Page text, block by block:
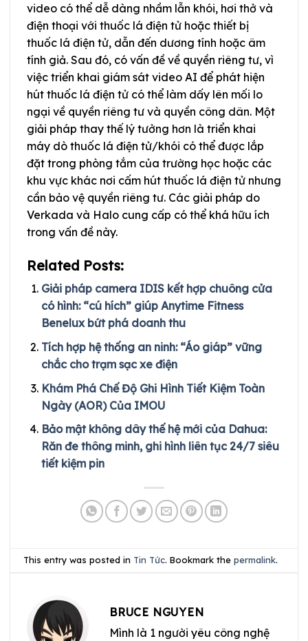
video có thể dễ dàng nhầm lẫn khói, hơi thở và
điện thoại với thuốc lá điện tử hoặc thiết bị
thuốc lá điện tử, dẫn đến dương tính hoặc âm
tính giả. Sau đó, có vấn đề về quyền riêng tư, vì
việc triển khai giám sát video AI để phát hiện
hút thuốc lá điện tử có thể làm dấy lên mối lo
ngại về quyền riêng tư và quyền công dân. Một
giải pháp thay thế lý tưởng hơn là triển khai
máy dò thuốc lá điện tử/khói có thể được lắp
đặt trong phòng tắm của trường học hoặc các
khu vực khác nơi cấm hút thuốc lá điện tử nhưng
cần bảo vệ quyền riêng tư. Các giải pháp do
Verkada và Halo cung cấp có thể khá hữu ích
trong vấn đề này.
Related Posts:
Giải pháp camera IDIS kết hợp chuông cửa
có hình: “cú hích” giúp Anytime Fitness
Benelux bứt phá doanh thu
Tích hợp hệ thống an ninh: “Áo giáp” vững
chắc cho trạm sạc xe điện
Khám Phá Chế Độ Ghi Hình Tiết Kiệm Toàn
Ngày (AOR) Của IMOU
Bảo mật không dây thế hệ mới của Dahua:
Răn đe thông minh, ghi hình liên tục 24/7 siêu
tiết kiệm pin
This entry was posted in Tin Tức. Bookmark thepermalink.
BRUCE NGUYEN
Mình là 1 người yêu công nghệ